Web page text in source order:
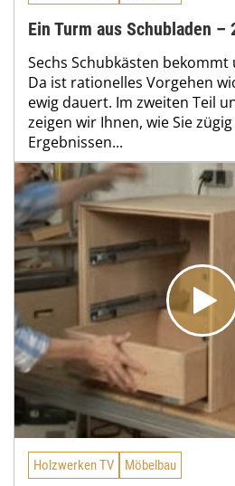
Ein Turm aus Schubladen –
Sechs Schubkästen
Da ist rationelles Vorgehen
ewig dauert. Im zweiten Teil
zeigen wir Ihnen, wie Sie
Ergebnissen...
Holzwerken TV Möbelbau